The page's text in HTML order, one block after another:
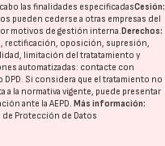
cabo las finalidades especificadasCesión:
pueden cederse a otras empresas del
motivos de gestión interna. Derechos:
rectificación, oposición, supresión,
limitación del tratatamiento y
automatizadas: contacte con
DPD. Si considera que el tratamiento no
a la normativa vigente, puede presentar
ante laAEPD. Más información:
de Protección de Datos